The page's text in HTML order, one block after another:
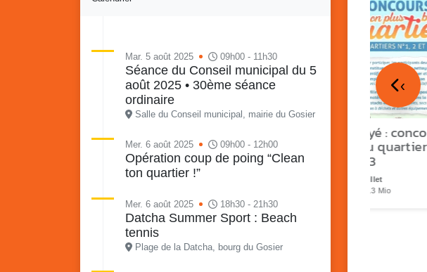
Mar. 5 août 2025 09h00 - 11h30
Séance du Conseil municipal du 5
août 2025 • 30ème séance
ordinaire
Salle du Conseil municipal, mairie du Gosier
Mer. 6 août 2025 09h00 - 12h00
Opération coup de poing “Clean
ton quartier !”
Mer. 6 août 2025 18h30 - 21h30
Datcha Summer Sport : Beach
tennis
Plage de la Datcha, bourg du Gosier
Retour en images sur
Vakans O Gozyé animations
du samedi 18 juillet : Partir
quartier n°3, Gosier beach
summer volley
23 juillet
Vakans o Gozyé :
mon plus beau
& 3
17 juillet
PDF - 1.3 Mio
‹